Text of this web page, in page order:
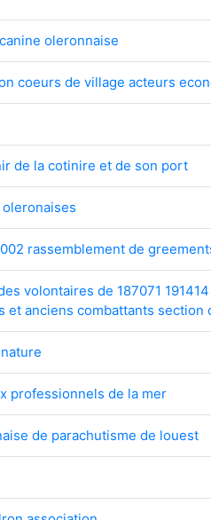
oleronnaise
coeurs de village acteurs
de la cotinire et de son port
rassemblement de
volontaires de 187071
et anciens combattants section
professionnels de la mer
de parachutisme de louest